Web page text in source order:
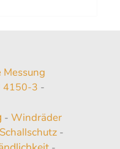
4150-3 -
- Windräder
Schallschutz-